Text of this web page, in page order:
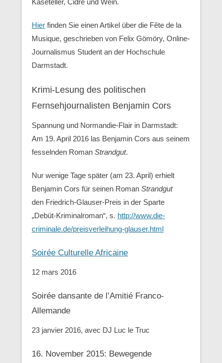
Hier finden Sie einen Artikel über die Fête de la
Musique, geschrieben von Felix Gömöry, Online-
Journalismus Student an der Hochschule
Darmstadt.
Krimi-Lesung des politischen
Fernsehjournalisten Benjamin Cors
Spannung und Normandie-Flair in Darmstadt:
Am 19. April 2016 las Benjamin Cors aus seinem
fesselnden Roman Strandgut.
Nur wenige Tage später (am 23. April) erhielt
Benjamin Cors für seinen Roman Strandgut
den Friedrich-Glauser-Preis in der Sparte
„Debüt-Kriminalroman“, s. http://www.die-
criminale.de/preisverleihung-glauser.html
Soirée Culturelle Africaine
12 mars 2016
Soirée dansante de l’Amitié Franco-
Allemande
23 janvier 2016, avec DJ Luc le Truc
16. November 2015: Bewegende